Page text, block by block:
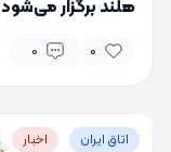
هلند برگزار می‌شود
0
0
اتاق ایران اخبار